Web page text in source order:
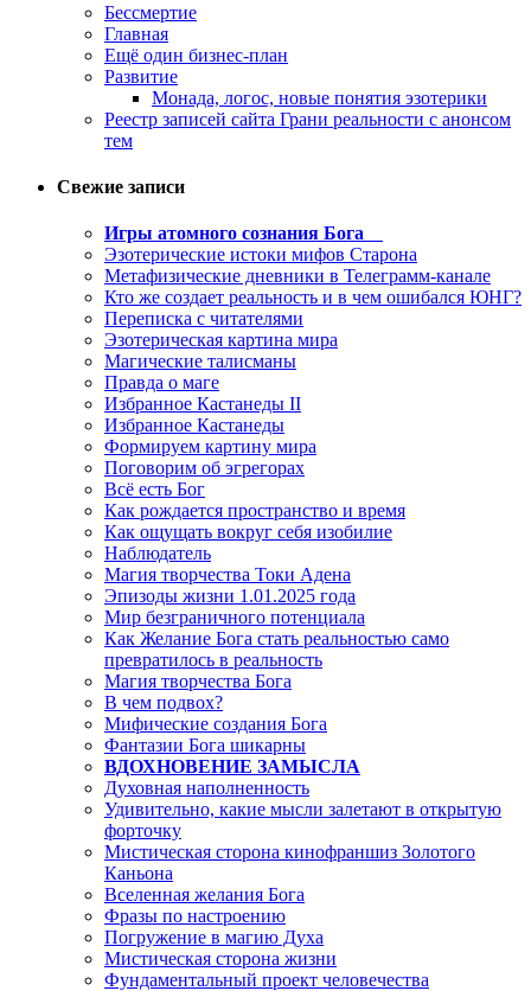
Бессмертие
Главная
Ещё один бизнес-план
Развитие
Монада, логос, новые понятия эзотерики
Реестр записей сайта Грани реальности с анонсом
тем
Свежие записи
Игры атомного сознания Бога
Эзотерические истоки мифов Старона
Метафизические дневники в Телеграмм-канале
Кто же создает реальность и в чем ошибался ЮНГ?
Переписка с читателями
Эзотерическая картина мира
Магические талисманы
Правда о маге
Избранное Кастанеды II
Избранное Кастанеды
Формируем картину мира
Поговорим об эгрегорах
Всё есть Бог
Как рождается пространство и время
Как ощущать вокруг себя изобилие
Наблюдатель
Магия творчества Токи Адена
Эпизоды жизни 1.01.2025 года
Мир безграничного потенциала
Как Желание Бога стать реальностью само
превратилось в реальность
Магия творчества Бога
В чем подвох?
Мифические создания Бога
Фантазии Бога шикарны
ВДОХНОВЕНИЕ ЗАМЫСЛА
Духовная наполненность
Удивительно, какие мысли залетают в открытую
форточку
Мистическая сторона кинофраншиз Золотого
Каньона
Вселенная желания Бога
Фразы по настроению
Погружение в магию Духа
Мистическая сторона жизни
Фундаментальный проект человечества